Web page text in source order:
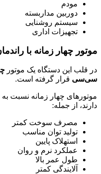
مودم
دوربین مداربسته
سیستم روشنایی
تجهیزات اداری
موتور چهار زمانه با
در قلب این دستگاه یک موتور
سی‌سی قرار گرفته است.
موتورهای چهار زمانه نسبت
دارند، از جمله:
مصرف سوخت کمتر
تولید توان مناسب
استهلاک پایین
عملکرد نرم و روان
طول عمر بالا
آلایندگی کمتر